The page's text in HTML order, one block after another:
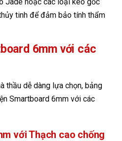
tinh để đảm bảo tính thẩm
6mm với các
thầu dễ dàng lựa chọn, bảng
Smartboard 6mm với các
với Thạch cao chống